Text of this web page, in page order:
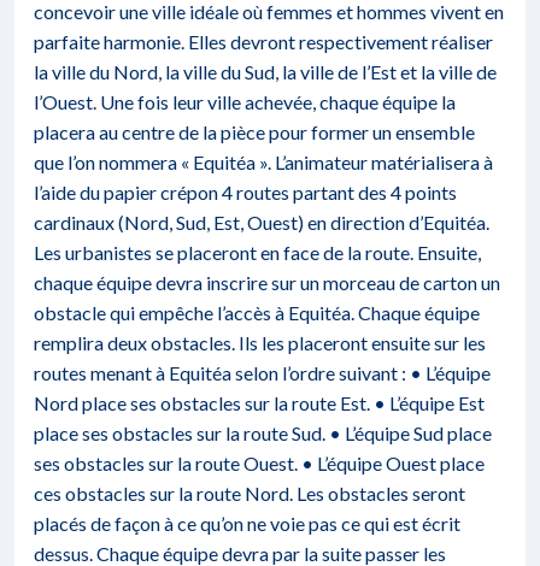
concevoir une ville idéale où femmes et hommes vivent en
parfaite harmonie. Elles devront respectivement réaliser
la ville du Nord, la ville du Sud, la ville de l’Est et la ville de
l’Ouest. Une fois leur ville achevée, chaque équipe la
placera au centre de la pièce pour former un ensemble
que l’on nommera « Equitéa ». L’animateur matérialisera à
l’aide du papier crépon 4 routes partant des 4 points
cardinaux (Nord, Sud, Est, Ouest) en direction d’Equitéa.
Les urbanistes se placeront en face de la route. Ensuite,
chaque équipe devra inscrire sur un morceau de carton un
obstacle qui empêche l’accès à Equitéa. Chaque équipe
remplira deux obstacles. Ils les placeront ensuite sur les
routes menant à Equitéa selon l’ordre suivant : • L’équipe
Nord place ses obstacles sur la route Est. • L’équipe Est
place ses obstacles sur la route Sud. • L’équipe Sud place
ses obstacles sur la route Ouest. • L’équipe Ouest place
ces obstacles sur la route Nord. Les obstacles seront
placés de façon à ce qu’on ne voie pas ce qui est écrit
dessus. Chaque équipe devra par la suite passer les